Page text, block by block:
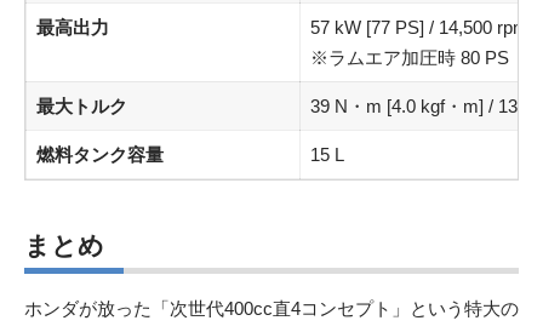
最高出力
57 kW [77 PS] / 14,500 rpm
※ラムエア加圧時 80 PS
最大トルク 39 N・m [4.0 kgf・m] /
燃料タンク容量 15 L
まとめ
ホンダが放った「次世代400cc直4コンセプト」という特大の